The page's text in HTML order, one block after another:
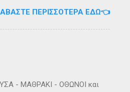
ΠΕΡΙΣΣΌΤΕΡΑ ΕΔΏ👈
- ΜΑΘΡΑΚΙ - ΟΘΩΝΟΙ και